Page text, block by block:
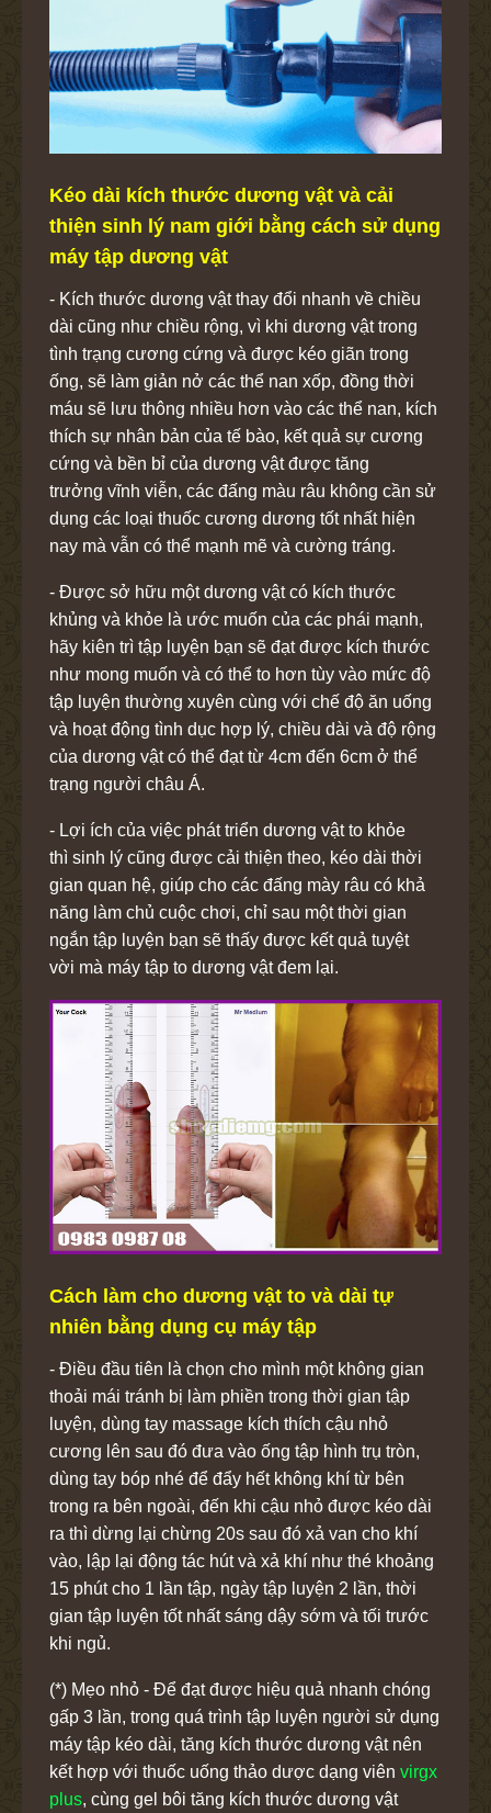
Kéo dài kích thước dương vật và cải
thiện sinh lý nam giới bằng cách sử dụng
máy tập dương vật
- Kích thước dương vật thay đổi nhanh về chiều
dài cũng như chiều rộng, vì khi dương vật trong
tình trạng cương cứng và được kéo giãn trong
ống, sẽ làm giản nở các thể nan xốp, đồng thời
máu sẽ lưu thông nhiều hơn vào các thể nan, kích
thích sự nhân bản của tế bào, kết quả sự cương
cứng và bền bỉ của dương vật được tăng
trưởng vĩnh viễn, các đấng màu râu không cần sử
dụng các loại thuốc cương dương tốt nhất hiện
nay mà vẫn có thể mạnh mẽ và cường tráng.
- Được sở hữu một dương vật có kích thước
khủng và khỏe là ước muốn của các phái mạnh,
hãy kiên trì tập luyện bạn sẽ đạt được kích thước
như mong muốn và có thể to hơn tùy vào mức độ
tập luyện thường xuyên cùng với chế độ ăn uống
và hoạt động tình dục hợp lý, chiều dài và độ rộng
của dương vật có thể đạt từ 4cm đến 6cm ở thể
trạng người châu Á.
- Lợi ích của việc phát triển dương vật to khỏe
thì sinh lý cũng được cải thiện theo, kéo dài thời
gian quan hệ, giúp cho các đấng mày râu có khả
năng làm chủ cuộc chơi, chỉ sau một thời gian
ngắn tập luyện bạn sẽ thấy được kết quả tuyệt
vời mà máy tập to dương vật đem lại.
Cách làm cho dương vật to và dài tự
nhiên bằng dụng cụ máy tập
- Điều đầu tiên là chọn cho mình một không gian
thoải mái tránh bị làm phiền trong thời gian tập
luyện, dùng tay massage kích thích cậu nhỏ
cương lên sau đó đưa vào ống tập hình trụ tròn,
dùng tay bóp nhé để đẩy hết không khí từ bên
trong ra bên ngoài, đến khi cậu nhỏ được kéo dài
ra thì dừng lại chừng 20s sau đó xả van cho khí
vào, lập lại động tác hút và xả khí như thé khoảng
15 phút cho 1 lần tập, ngày tập luyện 2 lần, thời
gian tập luyện tốt nhất sáng dậy sớm và tối trước
khi ngủ.
(*) Mẹo nhỏ - Để đạt được hiệu quả nhanh chóng
gấp 3 lần, trong quá trình tập luyện người sử dụng
máy tập kéo dài, tăng kích thước dương vật nên
kết hợp với thuốc uống thảo dược dạng viên virgx
plus, cùng gel bôi tăng kích thước dương vật